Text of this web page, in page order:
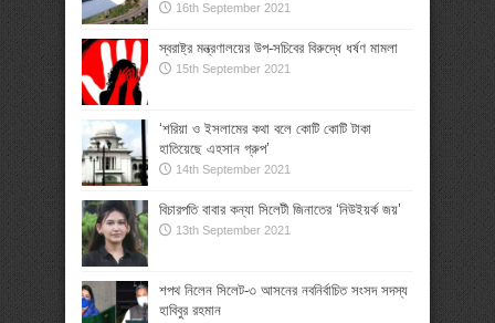
16th September 2021
স্বরাষ্ট্র মন্ত্রণালয়ের উপ-সচিবের বিরুদ্ধে ধর্ষণ মামলা
15th September 2021
‘শরিয়া ও ইসলামের কথা বলে কোটি কোটি টাকা
হাতিয়েছে এহসান গ্রুপ’
14th September 2021
বিচারপতি বাবার কন্যা সিলেটী জিনাতের ‘নিউইয়র্ক জয়’
13th September 2021
শপথ নিলেন সিলেট-৩ আসনের নবনির্বাচিত সংসদ সদস্য
হাবিবুর রহমান